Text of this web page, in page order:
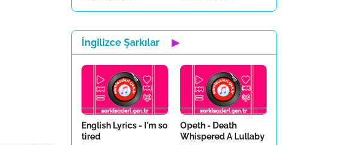
İngilizce Şarkılar ▶
English Lyrics - I'm so
tired
Opeth - Death
Whispered A Lullaby